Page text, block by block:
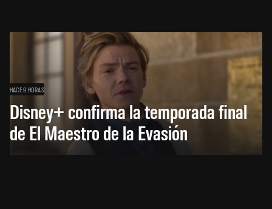
HACE 9 HORAS
Disney+ confirma la temporada final
de El Maestro de la Evasión